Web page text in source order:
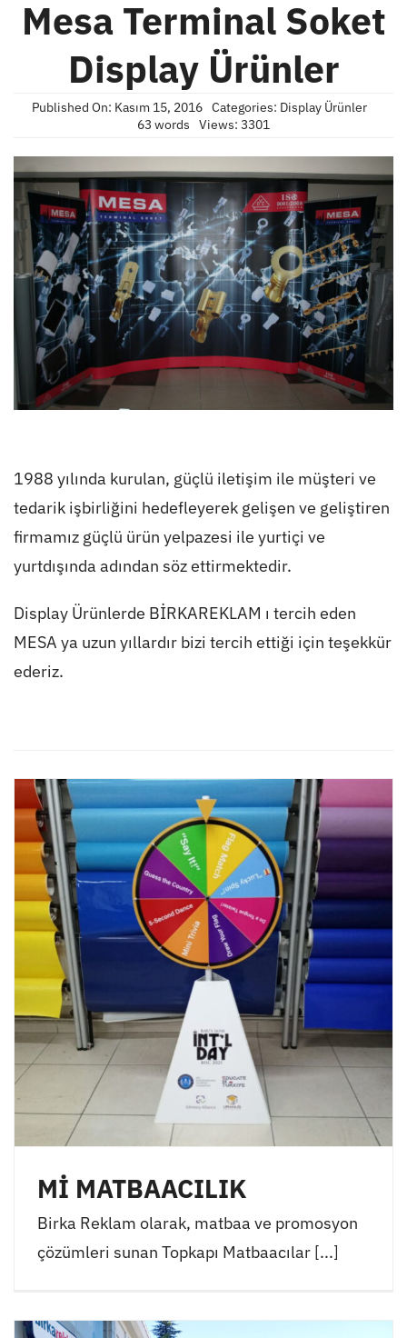
Mesa Terminal Soket
Display Ürünler
Published On: Kasım 15, 2016 Categories: Display Ürünler
63 words
Views: 3301
1988 yılında kurulan, güçlü iletişim ile müşteri ve
tedarik işbirliğini hedefleyerek gelişen ve geliştiren
firmamız güçlü ürün yelpazesi ile yurtiçi ve
yurtdışında adından söz ettirmektedir.
Display Ürünlerde BİRKAREKLAM ı tercih eden
MESA ya uzun yıllardır bizi tercih ettiği için teşekkür
ederiz.
Mİ MATBAACILIK
Birka Reklam olarak, matbaa ve promosyon
çözümleri sunan Topkapı Matbaacılar [...]